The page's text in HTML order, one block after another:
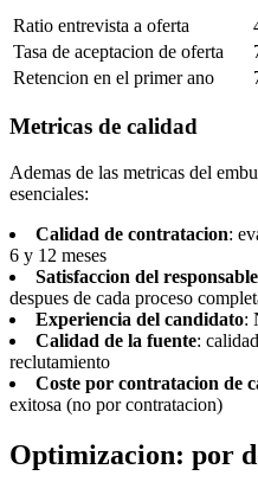
Ratio entrevista a oferta
Tasa de aceptacion de oferta
Retencion en el primer ano
Metricas de calidad
Ademas de las metricas del
esenciales:
Calidad de contratacion:
6 y 12 meses
Satisfaccion del
despues de cada proceso
Experiencia del candidato:
Calidad de la fuente:
reclutamiento
Coste por contratacion de
exitosa (no por contratacion)
Optimizacion: por